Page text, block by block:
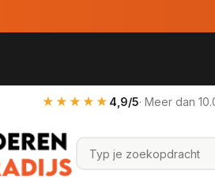
★★★★★ 4,9/5· Meer dan